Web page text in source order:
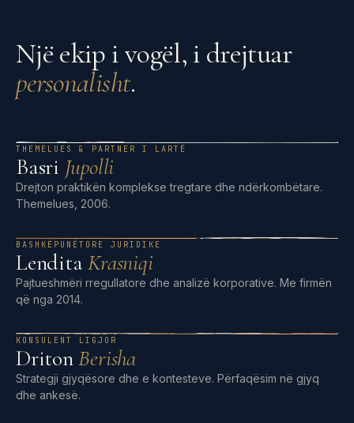
Një ekip i vogël, i drejtuar
personalisht.
THEMELUES & PARTNER I LARTË
Basri Jupolli
Drejton praktikën komplekse tregtare dhe ndërkombëtare.
Themelues, 2006.
BASHKËPUNËTORE JURIDIKE
LenditaKrasniqi
Pajtueshmëri rregullatore dhe analizë korporative. Me firmën
që nga 2014.
KONSULENT LIGJOR
DritonBerisha
Strategji gjyqësore dhe e kontesteve. Përfaqësim në gjyq
dhe ankesë.